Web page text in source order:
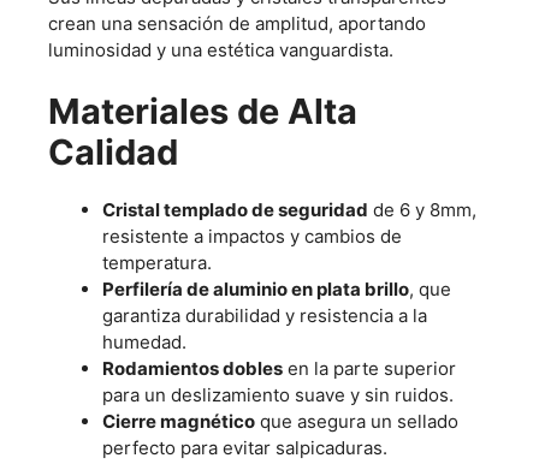
crean una sensación de amplitud, aportando
luminosidad y una estética vanguardista.
Materiales de Alta
Calidad
Cristal templado de seguridad de 6 y 8mm,
resistente a impactos y cambios de
temperatura.
Perfilería de aluminio en plata brillo, que
garantiza durabilidad y resistencia a la
humedad.
Rodamientos dobles en la parte superior
para un deslizamiento suave y sin ruidos.
Cierre magnético que asegura un sellado
perfecto para evitar salpicaduras.